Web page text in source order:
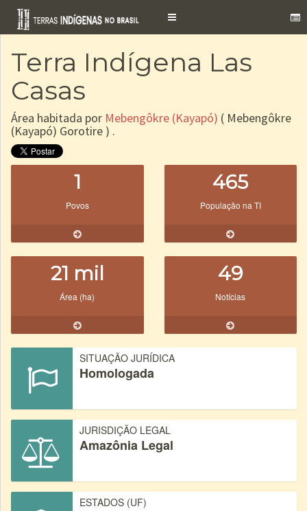
Toggle
Terra Indígena Las
Casas
Área habitada por Mebengôkre (Kayapó) ( Mebengôkre
(Kayapó) Gorotire ) .
1
Povos
465
População na TI
21 mil
Área (ha)
49
Notícias
SITUAÇÃO JURÍDICA
Homologada
JURISDIÇÃO LEGAL
Amazônia Legal
ESTADOS (UF)